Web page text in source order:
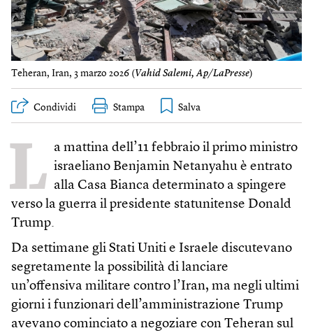
Teheran, Iran, 3 marzo 2026 ( Vahid Salemi, Ap/LaPresse)
Condividi Stampa
L a mattina dell’11 febbraio il primo ministro
israeliano Benjamin Netanyahu è entrato
alla Casa Bianca determinato a spingere
verso la guerra il presidente statunitense Donald
Trump.
Da settimane gli Stati Uniti e Israele discutevano
segretamente la possibilità di lanciare
un’offensiva militare contro l’Iran, ma negli ultimi
giorni i funzionari dell’amministrazione Trump
avevano cominciato a negoziare con Teheran sul